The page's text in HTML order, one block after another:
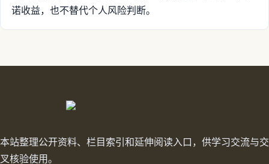
诺收益，也不替代个人风险判断。
本站整理公开资料、栏目索引和延伸阅读入口，供学习交流与交
叉核验使用。